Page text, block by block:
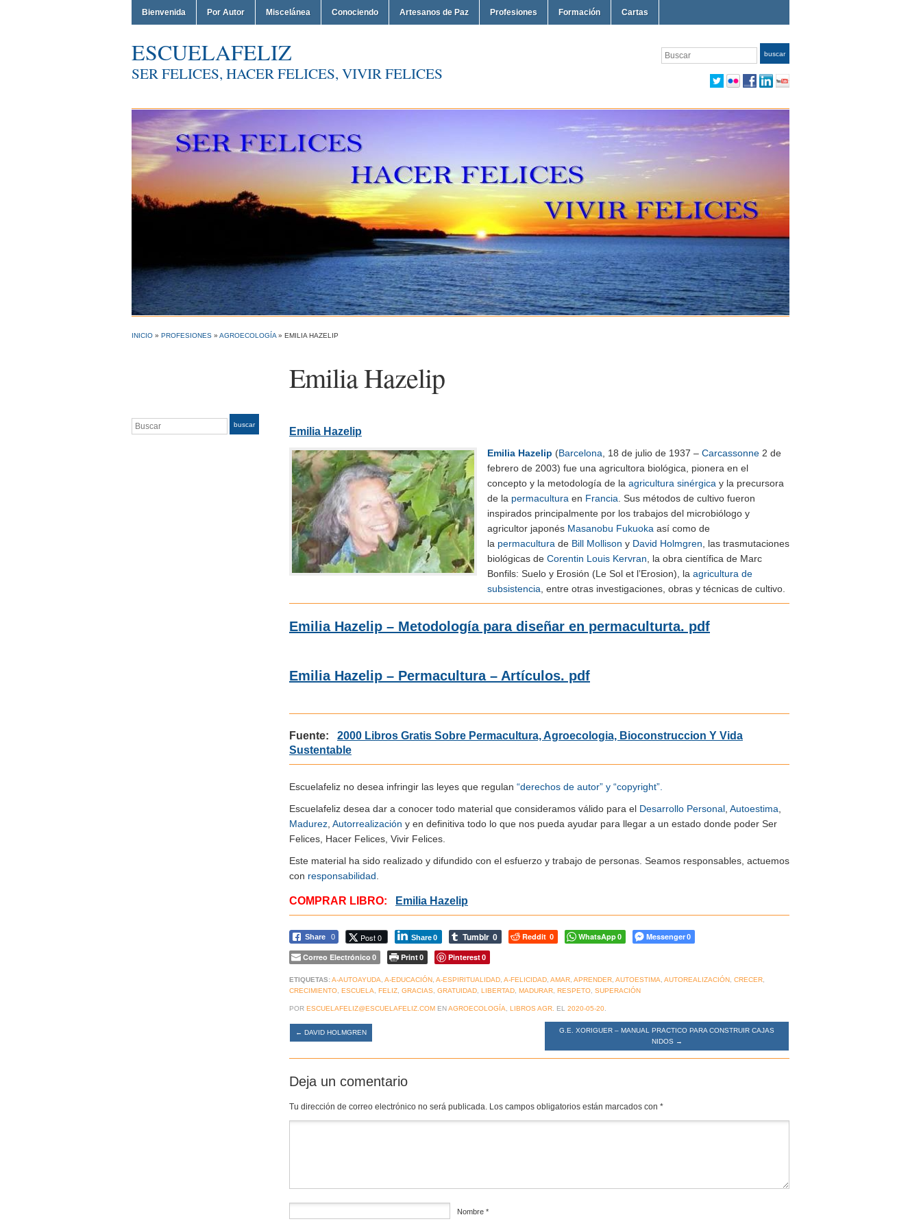
Bienvenida Por Autor Miscelánea Conociendo Artesanos de Paz Profesiones Formación Cartas
ESCUELAFELIZ
SER FELICES, HACER FELICES, VIVIR FELICES
Buscar buscar
INICIO » PROFESIONES » AGROECOLOGÍA » EMILIA HAZELIP
Emilia Hazelip
Buscar buscar
Emilia Hazelip
Emilia Hazelip (Barcelona , 18 de julio de 1937 – Carcassonne 2 de
febrero de 2003) ​fue una agricultora biológica, pionera en el
concepto y la metodología de la agricultura sinérgica y la precursora
de la permacultura en Francia ​Sus métodos de cultivo fueron
inspirados principalmente por los trabajos del microbiólogo y
agricultor japonés Masanobu Fukuoka así como de
la permacultura de Bill Mollison y David Holmgren , las trasmutaciones
biológicas de Corentin Louis Kervran , la obra científica de Marc
Bonfils: Suelo y Erosión (Le Sol et l’Erosion), la agricultura de
subsistencia , entre otras investigaciones, obras y técnicas de cultivo.
Emilia Hazelip – Metodología para diseñar en permaculturta. pdf
Emilia Hazelip – Permacultura – Artículos. pdf
Fuente: 2000 Libros Gratis Sobre Permacultura, Agroecologia, Bioconstruccion Y Vida
Sustentable
Escuelafeliz no desea infringir las leyes que regulan “derechos de autor” y “copyright”.
Escuelafeliz desea dar a conocer todo material que consideramos válido para el Desarrollo Personal Autoestima
Madurez Autorrealización y en definitiva todo lo que nos pueda ayudar para llegar a un estado donde poder Ser
Felices, Hacer Felices, Vivir Felices.
Este material ha sido realizado y difundido con el esfuerzo y trabajo de personas. Seamos responsables, actuemos
con responsabilidad
COMPRAR LIBRO: Emilia Hazelip
Share 0 Post 0 Share0 Tumblr 0 Reddit 0 WhatsApp0 Messenger0
Correo Electrónico 0 Print0 Pinterest0
ETIQUETAS:A-AUTOAYUDA A-EDUCACIÓN A-ESPIRITUALIDAD A-FELICIDAD AMAR APRENDER AUTOESTIMA AUTOREALIZACIÓN CRECER
CRECIMIENTO ESCUELA FELIZ GRACIAS GRATUIDAD LIBERTAD MADURAR RESPETO SUPERACIÓN
POR ESCUELAFELIZ@ESCUELAFELIZ.COM ENAGROECOLOGÍA LIBROS AGR. EL 2020-05-20
← DAVID HOLMGREN
G.E. XORIGUER – MANUAL PRACTICO PARA CONSTRUIR CAJAS
NIDOS →
Deja un comentario
Tu dirección de correo electrónico no será publicada. Los campos obligatorios están marcados con *
Nombre *